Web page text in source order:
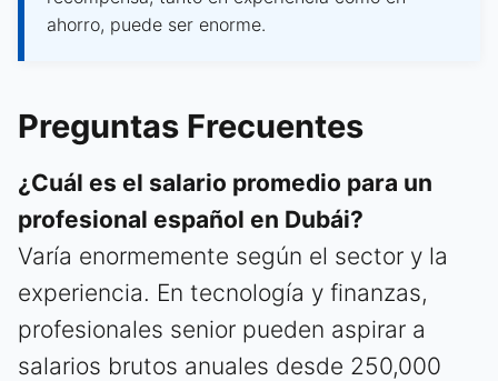
ahorro, puede ser enorme.
Preguntas Frecuentes
¿Cuál es el salario promedio para un
profesional español en Dubái?
Varía enormemente según el sector y la
experiencia. En tecnología y finanzas,
profesionales senior pueden aspirar a
salarios brutos anuales desde 250,000